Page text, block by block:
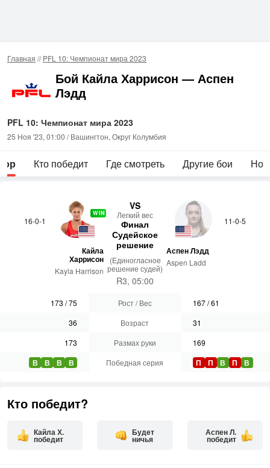
Главная //PFL 10: Чемпионат мира 2023
Бой Кайла Харрисон — Аспен
Лэдд
PFL 10: Чемпионат мира 2023
25 Ноя '23, 01:00 / Вашингтон, Округ Колумбия
Кто победит Где смотреть Другие бои
16-0-1
WIN
Кайла
Харрисон
Kayla Harrison
VS
Лег­кий вес
Финал
Судейское
решение
(Единогласное
решение судей)
R3, 05:00
11-0-5
Аспен Лэдд
Aspen Ladd
173 /75
36
173
В В В В
Рост / Вес
Возраст
Размах руки
Победная серия
167/61
31
169
П П В П В
Кто победит?
Кайла Х.
победит
Будет
ничья
Аспен Л.
победит